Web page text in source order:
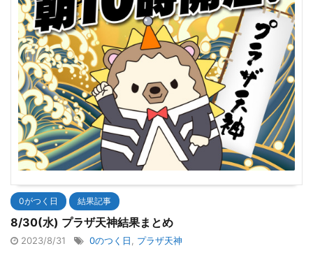
0がつく日 結果記事
8/30(水) プラザ天神結果まとめ
2023/8/31 0のつく日, プラザ天神